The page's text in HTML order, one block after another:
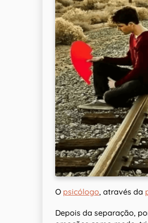
O psicólogo, através da
Depois da separação,